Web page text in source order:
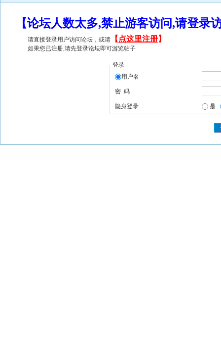
【论坛人数太多,禁止游客访问,请登
请直接登录用户访问论坛，或请 【 点这里注册】
如果您已注册,请先登录论坛即可游览帖子
登录
用户名
密 码
隐身登录 是